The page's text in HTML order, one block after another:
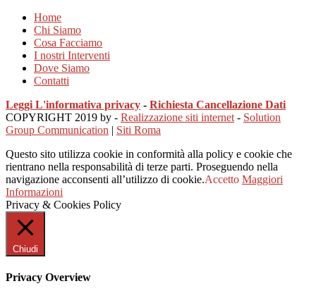
Home
Chi Siamo
Cosa Facciamo
I nostri Interventi
Dove Siamo
Contatti
Leggi L'informativa privacy - Richiesta Cancellazione Dati
COPYRIGHT 2019 by - Realizzazione siti internet - Solution
Group Communication | Siti Roma
Questo sito utilizza cookie in conformità alla policy e cookie che
rientrano nella responsabilità di terze parti. Proseguendo nella
navigazione acconsenti all’utilizzo di cookie.Accetto Maggiori
Informazioni
Privacy & Cookies Policy
Chiudi
Privacy Overview